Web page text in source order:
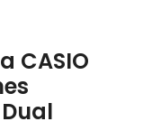
CASIO